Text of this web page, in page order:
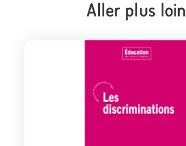
Aller plus loin